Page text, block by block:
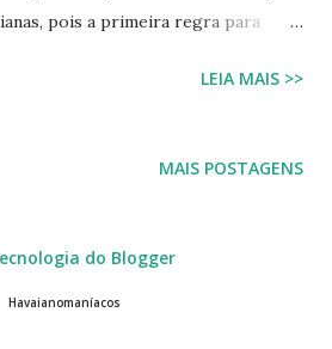
pois a primeira regra para
NOS ACERVOS DO BLOGLEIA MAIS >>
MAIS POSTAGENS
do Blogger
Havaianomaníacos